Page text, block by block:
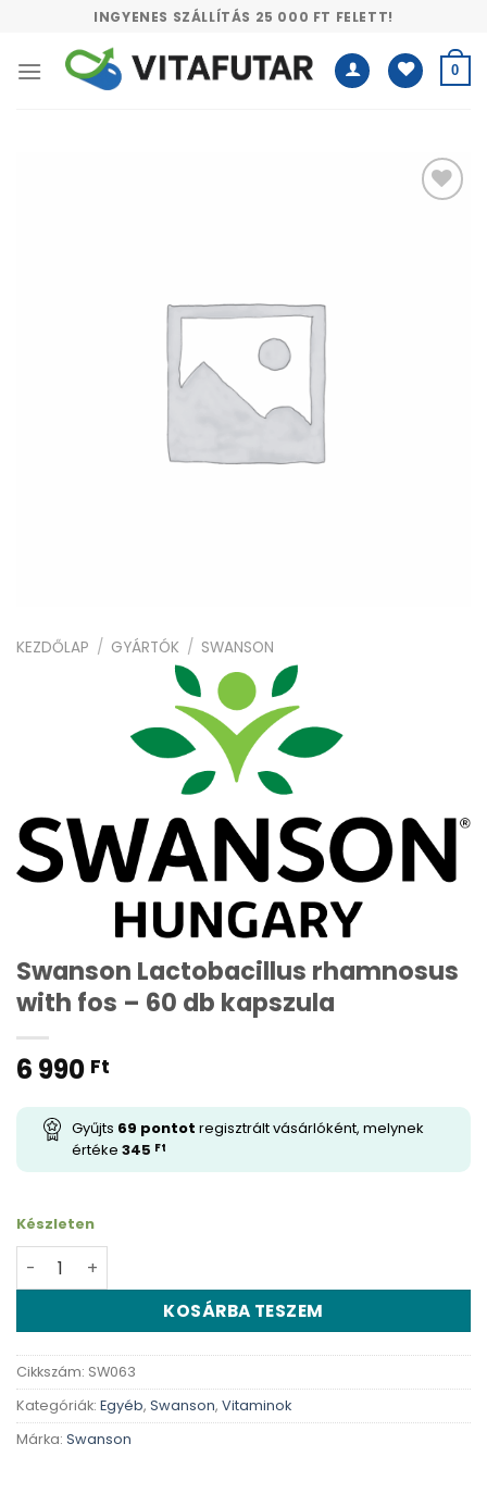
content
INGYENES SZÁLLÍTÁS 25 000 FT FELETT!
0
KEZDŐLAP / GYÁRTÓK / SWANSON
Swanson Lactobacillus rhamnosus
with fos – 60 db kapszula
6 990 Ft
Gyűjts 69 pontot regisztrált vásárlóként, melynek
értéke 345 Ft
Készleten
Swanson Lactobacillus rhamnosus with fos - 60 db
KOSÁRBA TESZEM
Cikkszám: SW063
Kategóriák: Egyéb, Swanson, Vitaminok
Márka: Swanson